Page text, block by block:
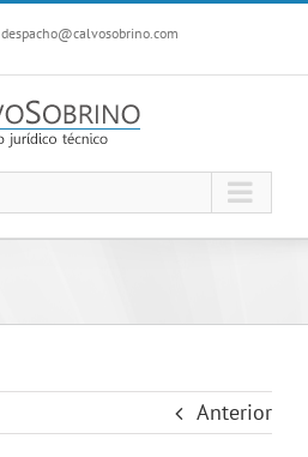
despacho@calvosobrino.com
Anterior